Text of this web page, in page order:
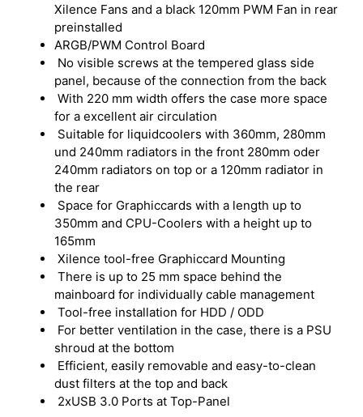
Xilence Fans and a black 120mm PWM Fan in rear
preinstalled
ARGB/PWM Control Board
No visible screws at the tempered glass side
panel, because of the connection from the back
With 220 mm width offers the case more space
for a excellent air circulation
Suitable for liquidcoolers with 360mm, 280mm
und 240mm radiators in the front 280mm oder
240mm radiators on top or a 120mm radiator in
the rear
Space for Graphiccards with a length up to
350mm and CPU-Coolers with a height up to
165mm
Xilence tool-free Graphiccard Mounting
There is up to 25 mm space behind the
mainboard for individually cable management
Tool-free installation for HDD / ODD
For better ventilation in the case, there is a PSU
shroud at the bottom
Efficient, easily removable and easy-to-clean
dust filters at the top and back
2xUSB 3.0 Ports at Top-Panel